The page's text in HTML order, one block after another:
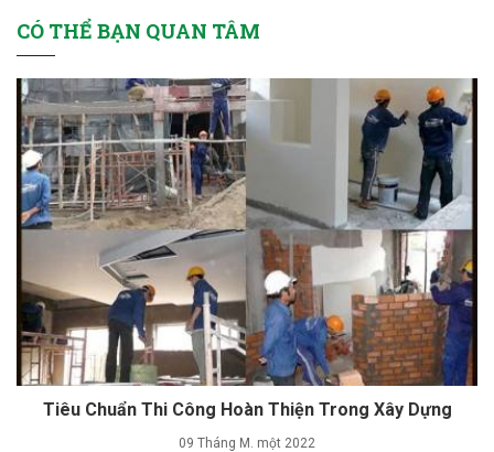
CÓ THỂ BẠN QUAN TÂM
Tiêu Chuẩn Thi Công Hoàn Thiện Trong Xây Dựng
09 Tháng M. một 2022